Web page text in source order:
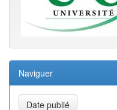
Naviguer